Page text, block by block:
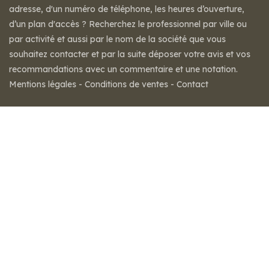
adresse, d'un numéro de téléphone, les heures d’ouverture,
d’un plan d'accès ? Recherchez le professionnel par ville ou
par activité et aussi par le nom de la société que vous
souhaitez contacter et par la suite déposer votre avis et vos
recommandations avec un commentaire et une notation.
Mentions légales - Conditions de ventes - Contact